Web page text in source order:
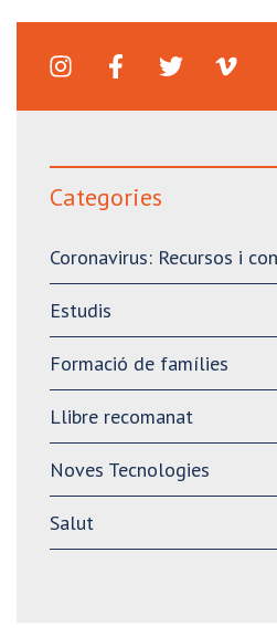
Categories
Coronavirus: Recursos i
Estudis
Formació de famílies
Llibre recomanat
Noves Tecnologies
Salut